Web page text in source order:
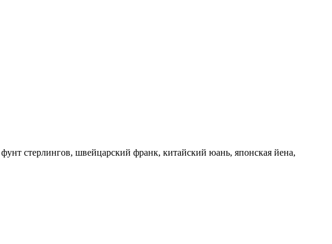
стерлингов, швейцарский франк, китайский юань, японская йена,